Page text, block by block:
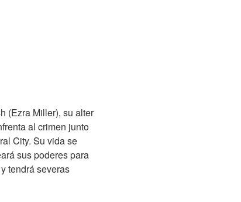
(Ezra Miller), su alter
al crimen junto
City. Su vida se
sus poderes para
tendrá severas